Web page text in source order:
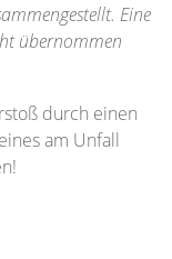
durch einen
am Unfall
Eine
übernommen